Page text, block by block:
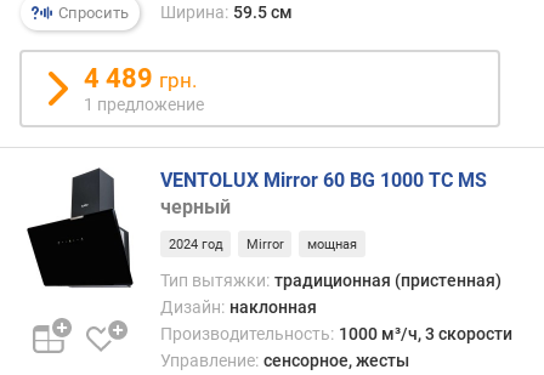
ь
ш
у
м
а
(
)
к
с
Спросить
Ширина: 59.5 см
4 489 грн.
1 предложение
VENTOLUX Mirror 60 BG 1000 TC MS
черный
2024 год Mirror мощная
Тип вытяжки: традиционная (пристенная)
Дизайн: наклонная
Производительность: 1000 м³/ч, 3 скорости
Управление: сенсорное, жесты